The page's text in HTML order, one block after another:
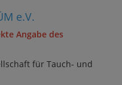
e.V.
Angabe des
für Tauch- und